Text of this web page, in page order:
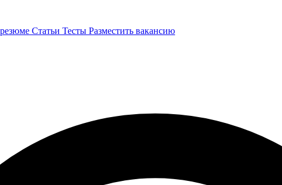
Статьи Тесты Разместить вакансию